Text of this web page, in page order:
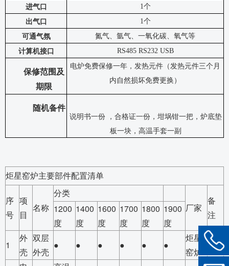
进气口
1个
出气口
1个
可通气氛
氮气、氩气、一氧化碳、氧气等
计算机接口
RS485 RS232 USB
保修范围及
期限
电炉免费保修一年，发热元件（发热元件三个月
内自然损坏免费更换）
随机备件
说明书一份，合格证一份，坩埚钳一把， 炉底垫
板一块， 高温手套一副
炬星窑炉主要部件配置清单
序
号
项
目
名称
分类
厂家
备
注
1200
度
1400
度
1600
度
1700
度
1800
度
1900
度
1
外
壳
双层
外壳
● ● ● ● ● ●
炬星
窑炉